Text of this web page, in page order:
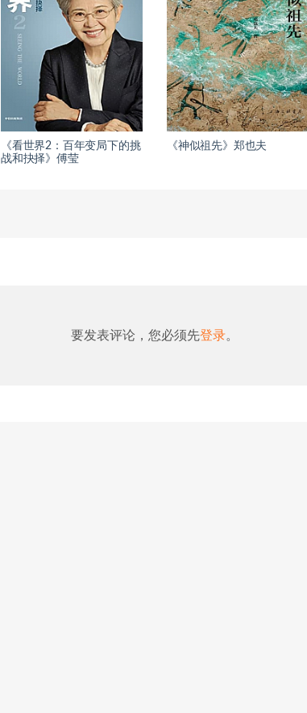
《看世界2：百年变局下的挑
战和抉择》傅莹
《神似祖先》郑也夫
要发表评论，您必须先登录。